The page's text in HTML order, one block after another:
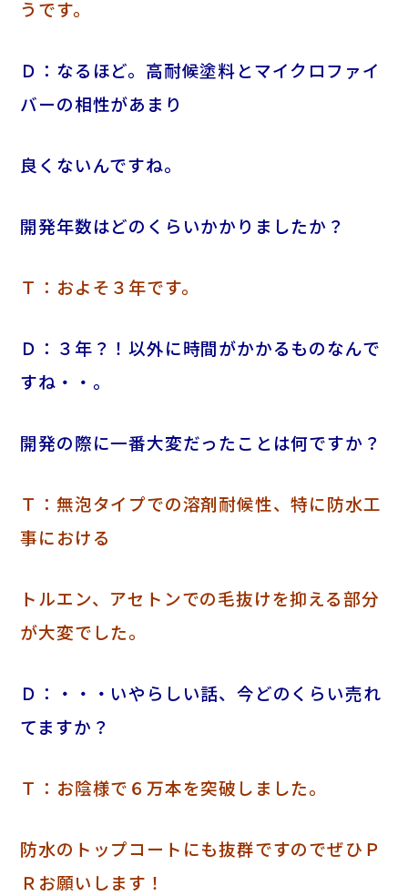
うです。
Ｄ：なるほど。高耐候塗料とマイクロファイ
バーの相性があまり
良くないんですね。
開発年数はどのくらいかかりましたか？
Ｔ：およそ３年です。
Ｄ：３年？！以外に時間がかかるものなんで
すね・・。
開発の際に一番大変だったことは何ですか？
Ｔ：無泡タイプでの溶剤耐候性、特に防水工
事における
トルエン、アセトンでの毛抜けを抑える部分
が大変でした。
Ｄ：・・・いやらしい話、今どのくらい売れ
てますか？
Ｔ：お陰様で６万本を突破しました。
防水のトップコートにも抜群ですのでぜひＰ
Ｒお願いします！